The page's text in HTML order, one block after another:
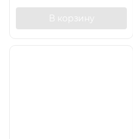
В корзину